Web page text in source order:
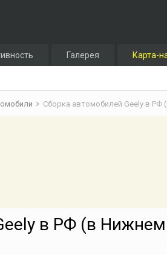
Галерея Карта-
Сборка автомобилей Geely в
в РФ (в